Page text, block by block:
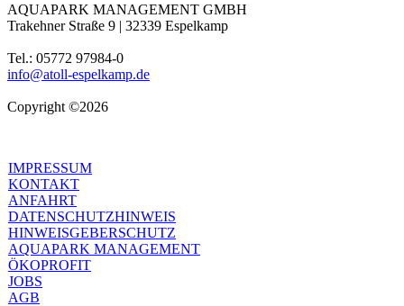
AQUAPARK MANAGEMENT GMBH
Trakehner Straße 9 | 32339 Espelkamp
Tel.: 05772 97984-0
info@atoll-espelkamp.de
Copyright ©2026
IMPRESSUM
KONTAKT
ANFAHRT
DATENSCHUTZHINWEIS
HINWEISGEBERSCHUTZ
AQUAPARK MANAGEMENT
ÖKOPROFIT
JOBS
AGB